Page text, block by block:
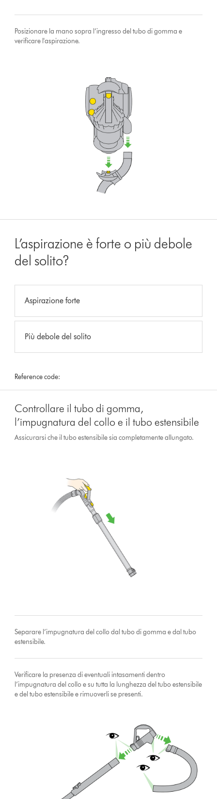
Posizionare la mano sopra l’ingresso del tubo di gomma e
verificare l'aspirazione.
L’aspirazione è forte o più debole
del solito?
Aspirazione forte
Più debole del solito
Reference code:
Controllare il tubo di gomma,
l’impugnatura del collo e il tubo estensibile
Assicurarsi che il tubo estensibile sia completamente allungato.
Separare l’impugnatura del collo dal tubo di gomma e dal tubo
estensibile.
Verificare la presenza di eventuali intasamenti dentro
l’impugnatura del collo e su tutta la lunghezza del tubo estensibile
e del tubo estensibile e rimuoverli se presenti.